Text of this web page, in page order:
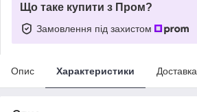
Що таке купити з Пром?
Замовлення під захистом
Опис Характеристики Доставка